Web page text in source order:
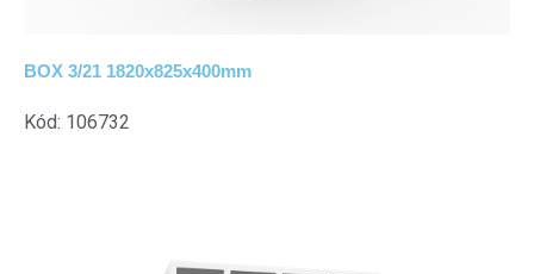
BOX 3/21 1820x825x400mm
Kód: 106732